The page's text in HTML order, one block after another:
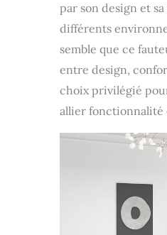
par son design et
différents
semble que ce
entre design,
choix privilégié
allier fonctionnalité